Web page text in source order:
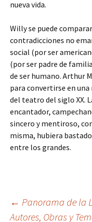
nueva vida.
Willy se puede
contradicciones no
social (por ser
(por ser padre de
de ser humano. Arthur
para convertirse en
del teatro del siglo XX.
encantador,
sincero y mentiroso,
misma, hubiera
entre los grandes.
← Panorama de la
Autores, Obras y